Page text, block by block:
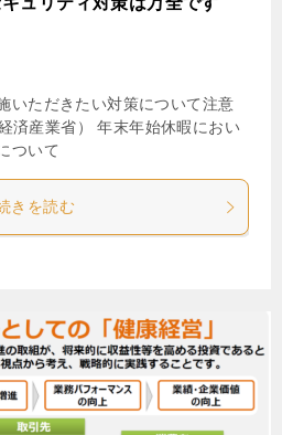
いただきたい対策について注意
済産業省） 年末年始休暇におい
ついて
きを読む